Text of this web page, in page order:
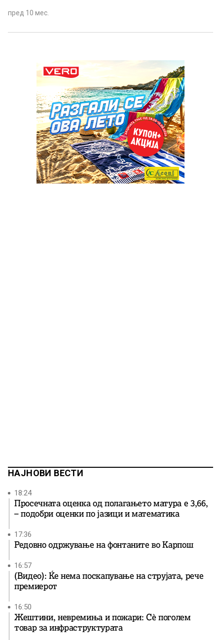
пред 10 мес.
НАЈНОВИ ВЕСТИ
18:24
Просечната оценка од полагањето матура е 3,66,
– подобри оценки по јазици и математика
17:36
Редовно одржување на фонтаните во Карпош
16:57
(Видео): Ќе нема поскапување на струјата, рече
премиерот
16:50
Жештини, невремиња и пожари: Сè поголем
товар за инфраструктурата